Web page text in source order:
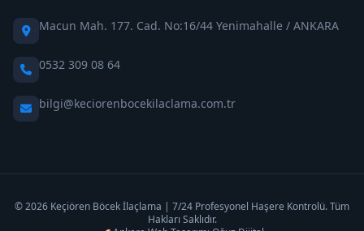
Macun Mah. 177. Cad. No:16/44 Yenimahalle / ANKARA
0532 309 08 64
bilgi@keciorenbocekilaclama.com.tr
© 2026 Keçiören Böcek İlaçlama | 7/24 Profesyonel Haşere Kontrolü. Tüm
Hakları Saklıdır.